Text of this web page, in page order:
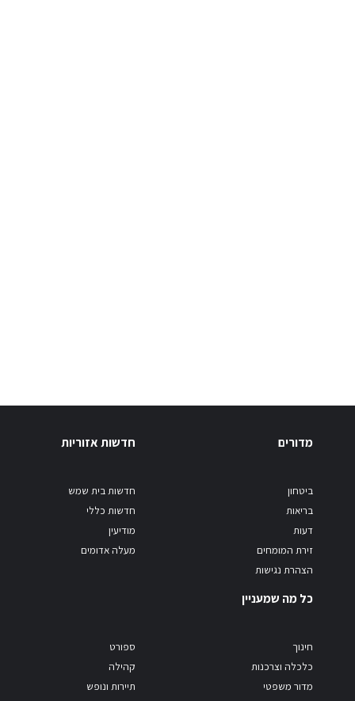
מדורים
ביטחון
בריאות
דעות
זירת המומחים
הצהרת נגישות
חדשות אזוריות
חדשות בית שמש
חדשות כללי
מודיעין
מעלה אדומים
כל מה שמעניין
חינוך
כלכלה וצרכנות
מדור משפטי
ספורט
קהילה
תיירות ונופש